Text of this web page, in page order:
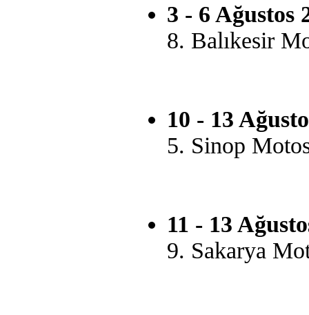
3 - 6 Ağustos
8. Balıkesir
10 - 13
5. Sinop
11 - 13
9. Sakarya